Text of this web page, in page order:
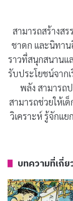
คนเห็นแก่ตัวย่อม
ร้อนของผู้อื่น
สามารถสร้างส
ชาดก และนิทาน
ราวที่สนุกสนานแ
รับประโยชน์จาก
พลัง สามารถ
สามารถช่วยให้เ
วิเคราะห์ รู้จักแ
บทความที่เกี่ย